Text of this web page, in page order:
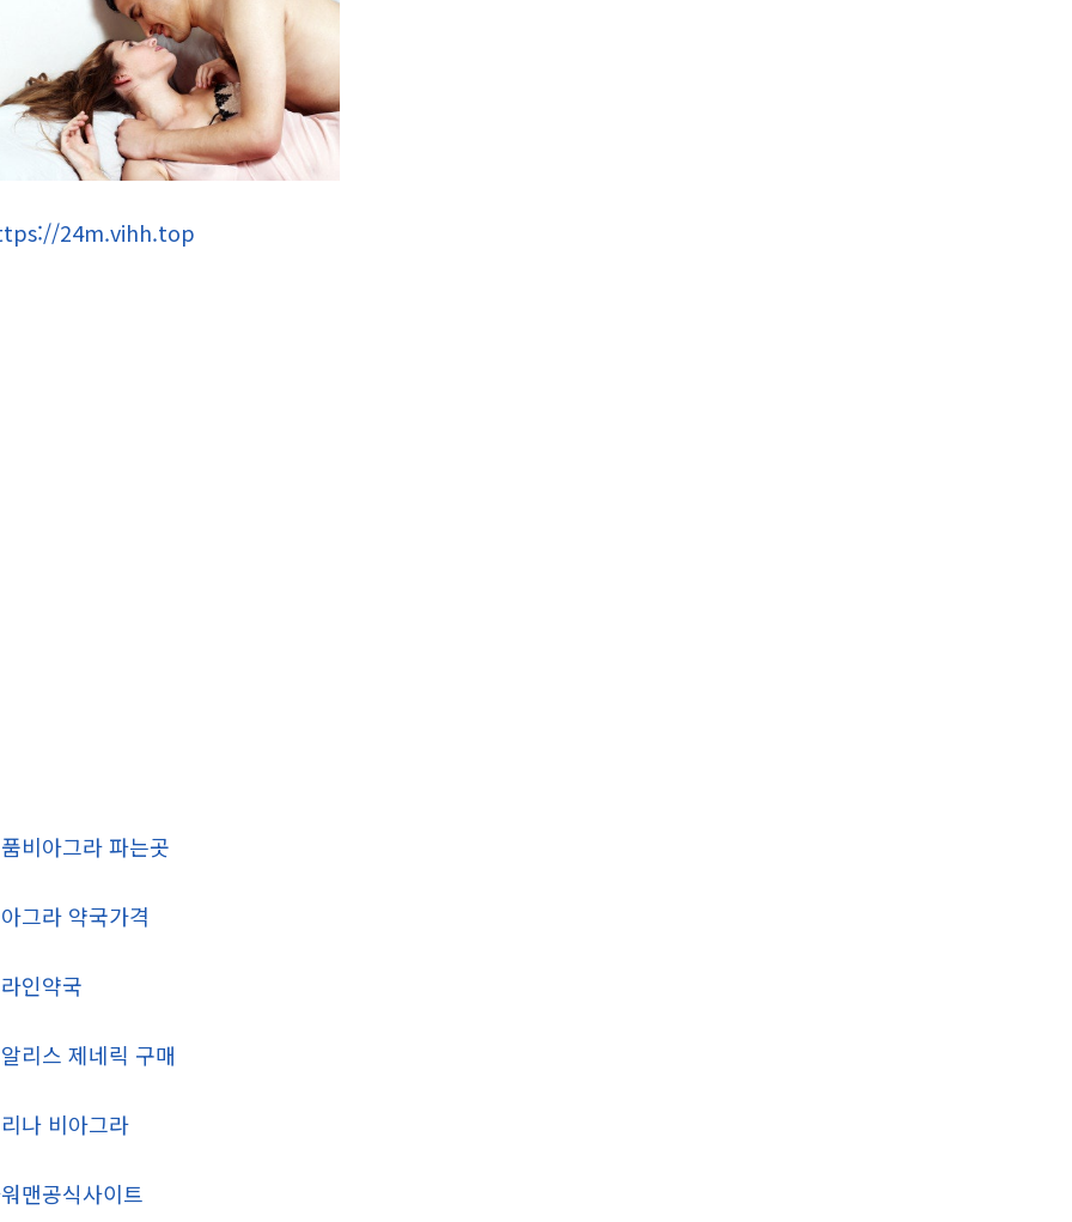
24m.vihh.top
비아그라 파는곳
그라 약국가격
인약국
리스 제네릭 구매
나 비아그라
맨공식사이트